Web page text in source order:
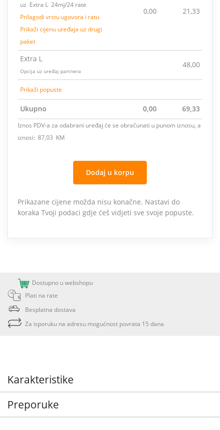
uz Extra L 24mj/24 rate
Prilagodi vrstu ugovora i ratu
Prikaži cijenu uređaja uz drugi
paket
0,00 21,33
Extra L
Opcija uz uređaj partnera
48,00
Prikaži popuste
Ukupno 0,00 69,33
Iznos PDV-a za odabrani uređaj će se obračunati u punom iznosu, a
iznosi: 87,03 KM
Dodaj u korpu
Prikazane cijene možda nisu konačne. Nastavi do
koraka Tvoji podaci gdje ćeš vidjeti sve svoje popuste.
Dostupno u webshopu
Plati na rate
Besplatna dostava
Za isporuku na adresu mogućnost povrata 15 dana
Karakteristike
Preporuke